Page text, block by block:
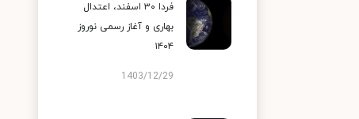
فردا ۳۰ اسفند، اعتدال
بهاری و آغاز رسمی نوروز
۱۴۰۴
1403/12/29